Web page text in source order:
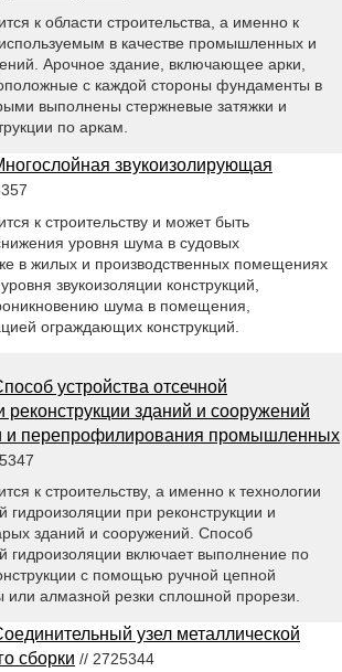
к области строительства, а именно к
в качестве промышленных и
Арочное здание, включающее арки,
с каждой стороны фундаменты в
выполнены стержневые затяжки и
по аркам.
звукоизолирующая
к строительству и может быть
уровня шума в судовых
в жилых и производственных помещениях
звукоизоляции конструкций,
шума в помещения,
ограждающих конструкций.
устройства отсечной
реконструкции зданий и сооружений
и перепрофилирования промышленных
к строительству, а именно к технологии
гидроизоляции при реконструкции и
зданий и сооружений. Способ
гидроизоляции включает выполнение по
с помощью ручной цепной
или алмазной резки сплошной прорези.
узел металлической
сборки // 2725344